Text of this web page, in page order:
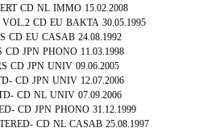
CD NL IMMO 15.02.2008
VOL.2 CD EU BAKTA 30.05.1995
CD EU CASAB 24.08.1992
CD JPN PHONO 11.03.1998
CD JPN UNIV 09.06.2005
CD JPN UNIV 12.07.2006
CD NL UNIV 07.09.2006
CD JPN PHONO 31.12.1999
CD NL CASAB 25.08.1997